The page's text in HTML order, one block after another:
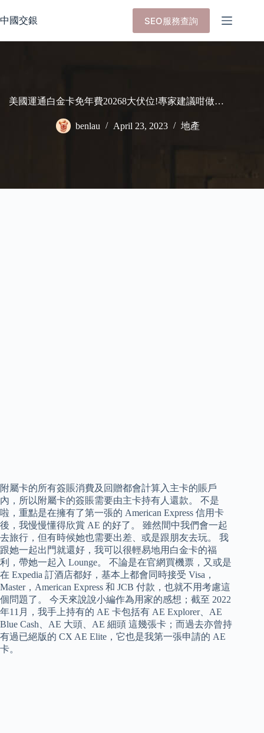
to
content
中國交銀 SEO服務查詢
美國運通白金卡免年費20268大伏位!專家建議咁做…
benlau April 23, 2023 地產
附屬卡的所有簽賬消費及回贈都會計算入主卡的賬戶
內，所以附屬卡的簽賬需要由主卡持有人還款。 不是
啦，重點是在擁有了第一張的 American Express 信用卡
後，我慢慢懂得欣賞 AE 的好了。 雖然間中我們會一起
去旅行，但有時候她也需要出差、或是跟朋友去玩。 我
跟她一起出門就還好，我可以很輕易地用白金卡的福
利，帶她一起入 Lounge。 不論是在官網買機票，又或是
在 Expedia 訂酒店都好，基本上都會同時接受 Visa，
Master，American Express 和 JCB 付款，也就不用考慮這
個問題了。 今天來說說小編作為用家的感想；截至 2022
年11月，我手上持有的 AE 卡包括有 AE Explorer、AE
Blue Cash、AE 大頭、AE 細頭 這幾張卡；而過去亦曾持
有過已絕版的 CX AE Elite，它也是我第一張申請的 AE
卡。